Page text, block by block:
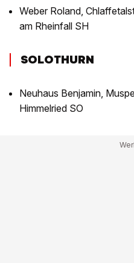
Weber Roland,
am Rheinfall SH
SOLOTHURN
Neuhaus Benjamin,
Himmelried SO